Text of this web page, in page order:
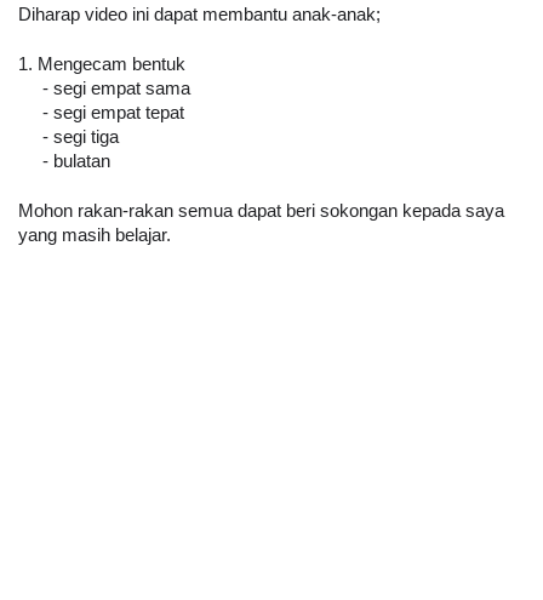
Diharap video ini dapat membantu anak-anak;
1. Mengecam bentuk
     - segi empat sama
     - segi empat tepat
     - segi tiga
     - bulatan
Mohon rakan-rakan semua dapat beri sokongan kepada saya
yang masih belajar.